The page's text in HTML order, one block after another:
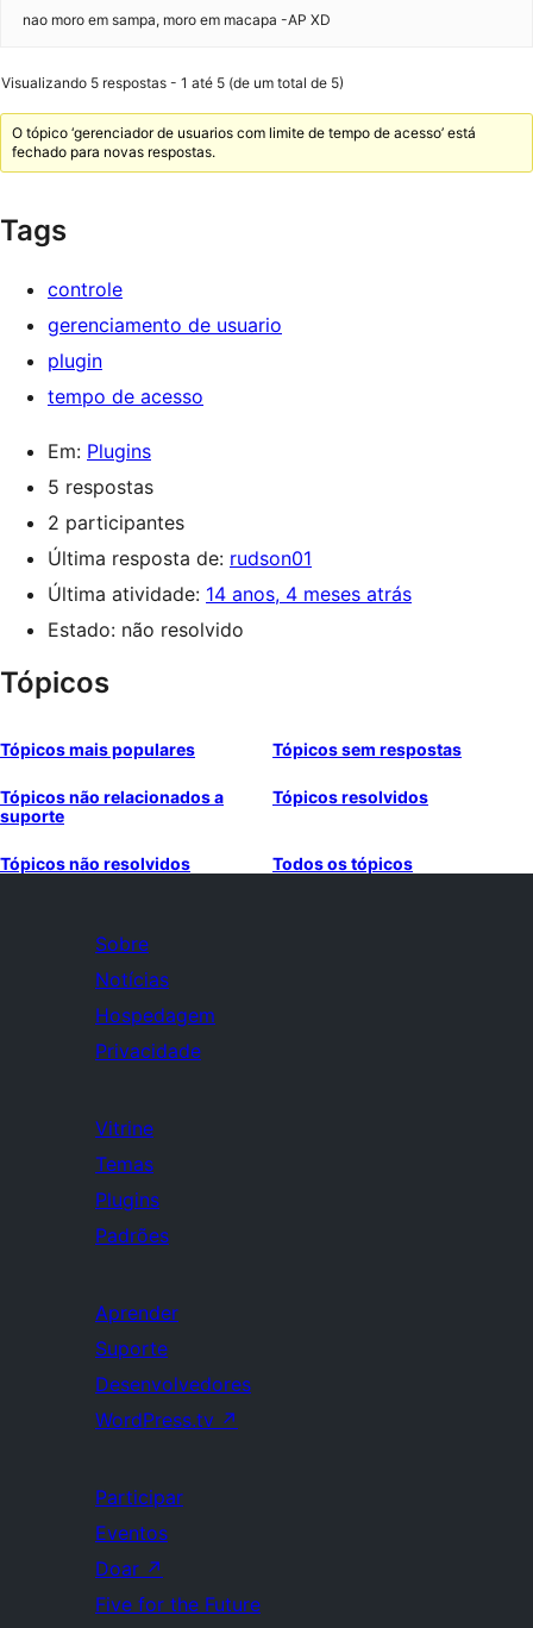
nao moro em sampa, moro em macapa -AP XD
Visualizando 5 respostas - 1 até 5 (de um total de 5)
O tópico ‘gerenciador de usuarios com limite de tempo de acesso’ está
fechado para novas respostas.
Tags
controle
gerenciamento de usuario
plugin
tempo de acesso
Em: Plugins
5 respostas
2 participantes
Última resposta de: rudson01
Última atividade: 14 anos, 4 meses atrás
Estado: não resolvido
Tópicos
Tópicos mais populares Tópicos sem respostas
Tópicos não relacionados a
suporte
Tópicos resolvidos
Tópicos não resolvidos Todos os tópicos
Sobre
Notícias
Hospedagem
Privacidade
Vitrine
Temas
Plugins
Padrões
Aprender
Suporte
Desenvolvedores
WordPress.tv ↗
Participar
Eventos
Doar ↗
Five for the Future